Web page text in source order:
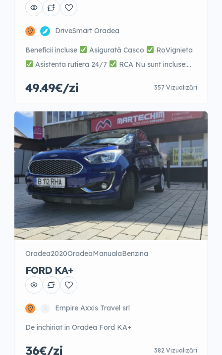
DriveSmart Oradea
Beneficii incluse Asigurată Casco
RoVignieta
Asistenta rutiera 24/7
RCA Nu sunt incluse:
sau vigniete in alte tari.
49.49€/zi 357 Vizualizări
Oradea2020OradeaManualaBenzina
FORD KA+
Empire Axxis Travel srl
De inchiriat in Oradea Ford KA+
36€/zi 382 Vizualizări